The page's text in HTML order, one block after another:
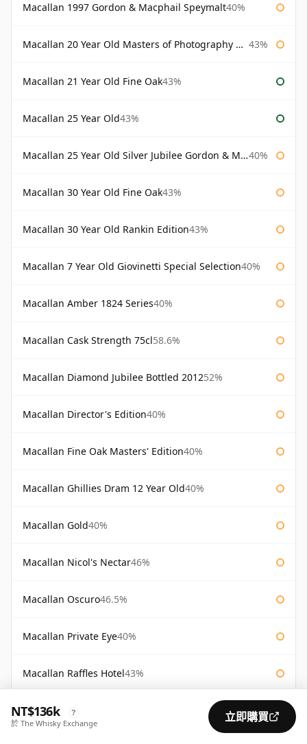
Macallan 1997 Gordon & Macphail Speymalt40%
Macallan 20 Year Old Masters of Photography Albert Watson 43%
Macallan 21 Year Old Fine Oak43%
Macallan 25 Year Old43%
Macallan 25 Year Old Silver Jubilee Gordon & Macphail 40%
Macallan 30 Year Old Fine Oak43%
Macallan 30 Year Old Rankin Edition43%
Macallan 7 Year Old Giovinetti Special Selection40%
Macallan Amber 1824 Series40%
Macallan Cask Strength 75cl58.6%
Macallan Diamond Jubilee Bottled 201252%
Macallan Director's Edition40%
Macallan Fine Oak Masters' Edition40%
Macallan Ghillies Dram 12 Year Old40%
Macallan Gold40%
Macallan Nicol's Nectar46%
Macallan Oscuro46.5%
Macallan Private Eye40%
Macallan Raffles Hotel43%
Macallan Re-Awakening 12 Year Old
NT$136k ?
於 The Whisky Exchange 立即購買